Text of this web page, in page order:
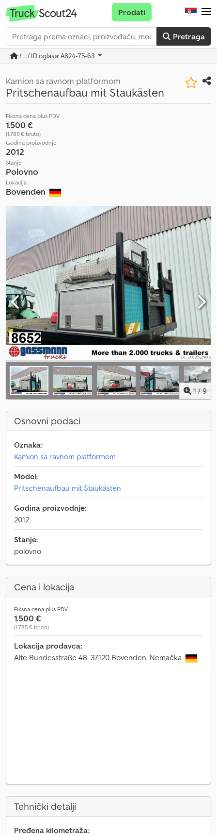
Pretraga
Prodati
/ ... / ID oglasa: A824-75-63
Kamion sa ravnom platformom
Pritschenaufbau mit Staukästen
Fiksna cena plus PDV
1.500 €
(1.785 € bruto)
Godina proizvodnje
2012
Stanje
Polovno
Lokacija
Bovenden
1 /9
Osnovni podaci
Oznaka:
Kamion sa ravnom platformom
Model:
Pritschenaufbau mit Staukästen
Godina proizvodnje:
2012
Stanje:
polovno
Cena i lokacija
Fiksna cena plus PDV
1.500 €
(1.785 € bruto)
Lokacija prodavca:
Alte Bundesstraße 48, 37120 Bovenden, Nemačka
Tehnički detalji
Pređena kilometraža: